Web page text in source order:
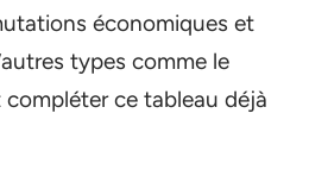
économiques et
types comme le
ce tableau déjà